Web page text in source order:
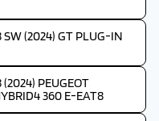
SW (2024) GT PLUG-IN
PEUGEOT
360 E-EAT8